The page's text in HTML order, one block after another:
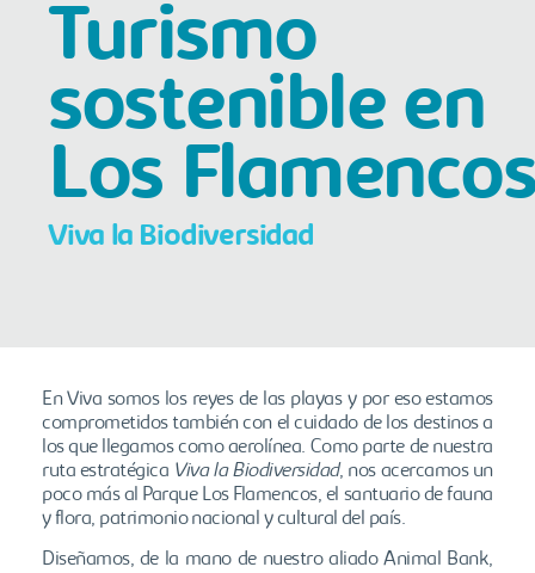
Turismo
sostenible en
Los Flamencos
Viva la Biodiversidad
En Viva somos los reyes de las playas y por eso estamos
comprometidos también con el cuidado de los destinos a
los que llegamos como aerolínea. Como parte de nuestra
ruta estratégica Viva la Biodiversidad, nos acercamos un
poco más al Parque Los Flamencos, el santuario de fauna
y flora, patrimonio nacional y cultural del país.
Diseñamos, de la mano de nuestro aliado Animal Bank,